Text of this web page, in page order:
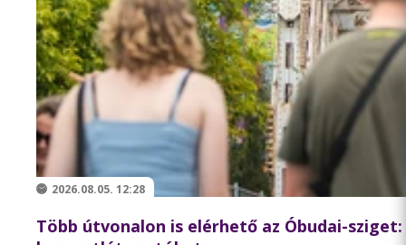
2026.08.05. 12:28
Több útvonalon is elérhető az Óbudai-